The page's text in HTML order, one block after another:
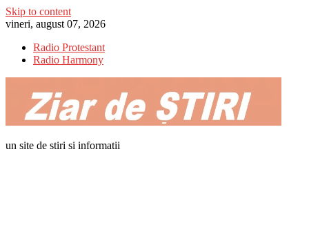
Skip to content
vineri, august 07, 2026
Radio Protestant
Radio Harmony
un site de stiri si informatii